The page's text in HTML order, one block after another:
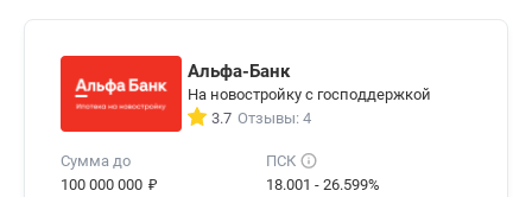
Орловская
область
Костромская
область
Альфа-Банк
На новостройку с господдержкой
3.7 Отзывы: 4
Сумма до
100 000 000 ₽
ПСК
18.001 - 26.599%